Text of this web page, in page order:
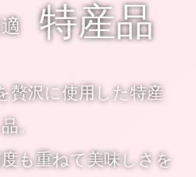
特産品
贅沢に使用した特産
品。
も重ねて美味しさを